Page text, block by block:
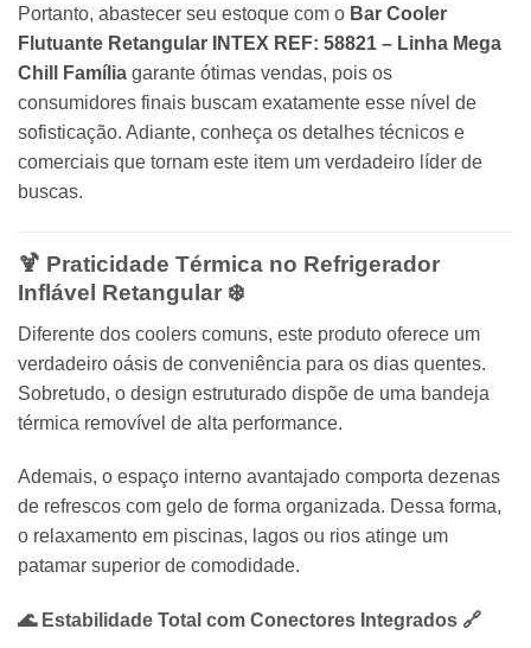
Portanto, abastecer seu estoque com o Bar Cooler
Flutuante Retangular INTEX REF: 58821 – Linha Mega
Chill Família garante ótimas vendas, pois os
consumidores finais buscam exatamente esse nível de
sofisticação. Adiante, conheça os detalhes técnicos e
comerciais que tornam este item um verdadeiro líder de
buscas.
🍹 Praticidade Térmica no Refrigerador
Inflável Retangular ❄️
Diferente dos coolers comuns, este produto oferece um
verdadeiro oásis de conveniência para os dias quentes.
Sobretudo, o design estruturado dispõe de uma bandeja
térmica removível de alta performance.
Ademais, o espaço interno avantajado comporta dezenas
de refrescos com gelo de forma organizada. Dessa forma,
o relaxamento em piscinas, lagos ou rios atinge um
patamar superior de comodidade.
🌊 Estabilidade Total com Conectores Integrados 🔗